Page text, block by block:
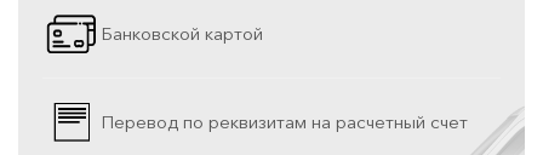
Банковской картой
Перевод по реквизитам на расчетный счет